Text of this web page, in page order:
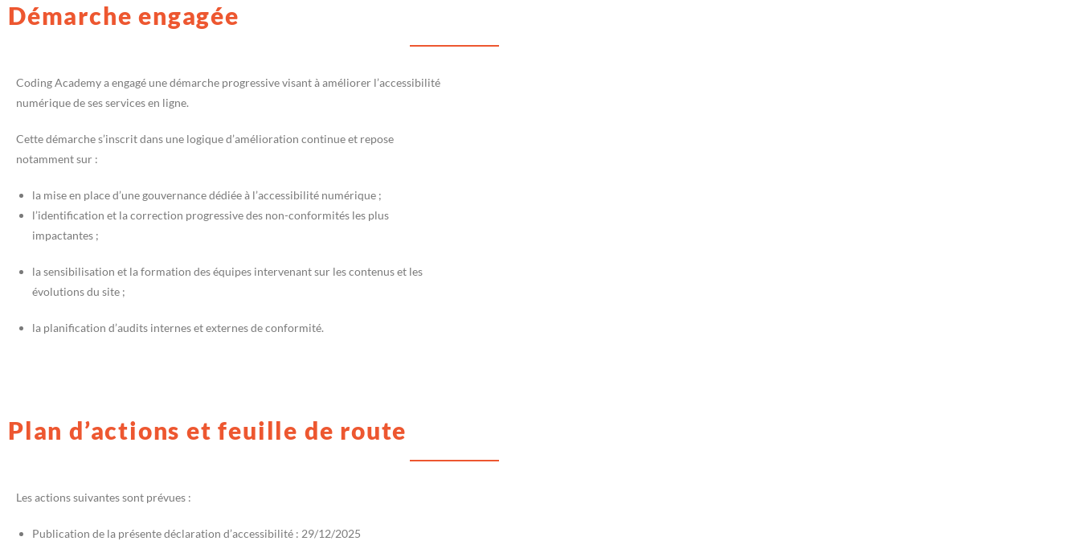
Démarche engagée
Coding Academy a engagé une démarche progressive visant à améliorer l’accessibilité
numérique de ses services en ligne.
Cette démarche s’inscrit dans une logique d’amélioration continue et repose
notamment sur :
la mise en place d’une gouvernance dédiée à l’accessibilité numérique ;
l’identification et la correction progressive des non-conformités les plus
impactantes ;
la sensibilisation et la formation des équipes intervenant sur les contenus et les
évolutions du site ;
la planification d’audits internes et externes de conformité.
Plan d’actions et feuille de route
Les actions suivantes sont prévues :
Publication de la présente déclaration d’accessibilité : 29/12/2025